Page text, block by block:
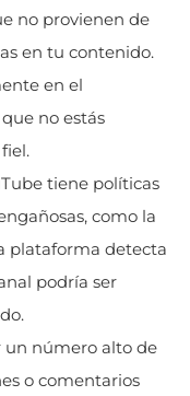
no provienen de
en tu contenido.
en el
no estás
tiene políticas
como la
plataforma detecta
podría ser
un número alto de
o comentarios